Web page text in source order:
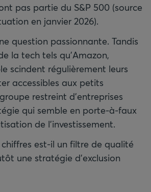
pas partie du S&P 500 (source
en janvier 2026).
question passionnante. Tandis
la tech tels qu’Amazon,
scindent régulièrement leurs
accessibles aux petits
restreint d’entreprises
qui semble en porte-à-faux
de l’investissement.
est-il un filtre de qualité
une stratégie d’exclusion